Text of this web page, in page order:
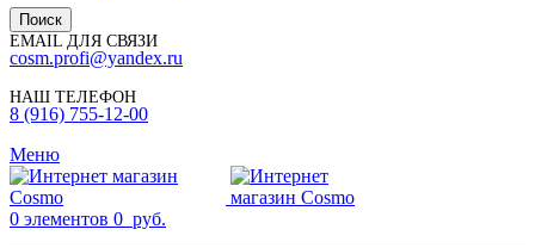
Поиск
EMAIL ДЛЯ СВЯЗИ
cosm.profi@yandex.ru
НАШ ТЕЛЕФОН
8 (916) 755-12-00
Меню
0 элементов 0 руб.